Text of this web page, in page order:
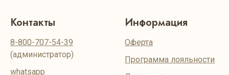
Контакты
8-800-707-54-39
(администратор)
whatsapp
Информация
Оферта
Программа лояльности